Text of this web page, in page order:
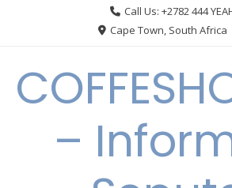
Call Us: +2782 444
Cape Town, South Africa
–